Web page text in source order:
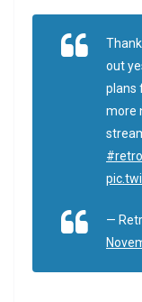
out
plans
more
—